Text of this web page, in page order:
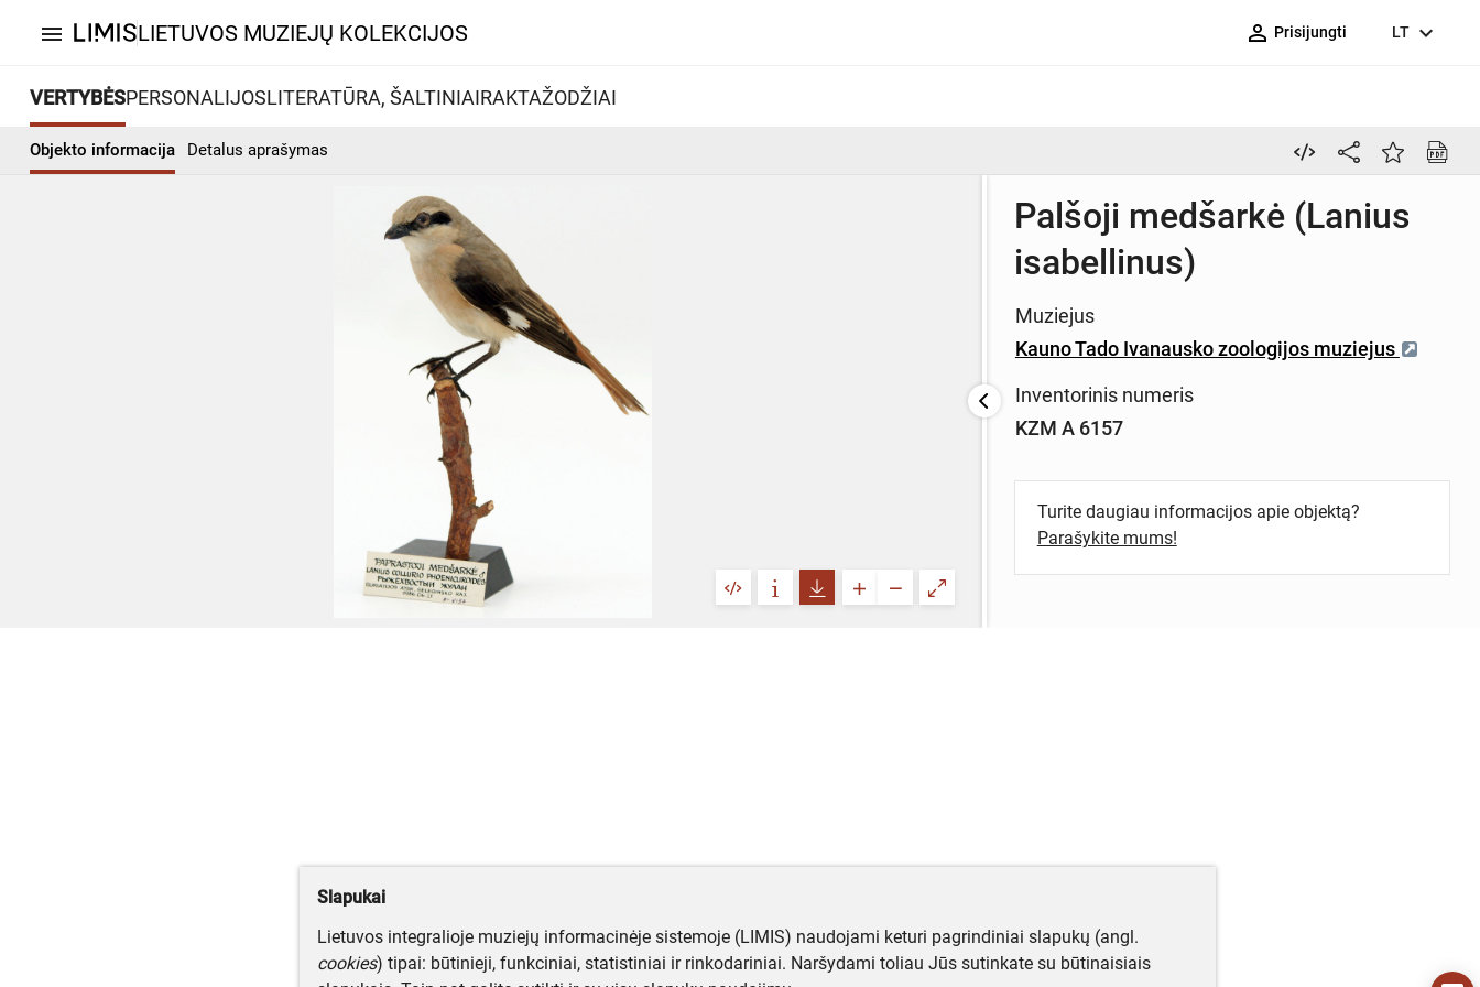
menu LIETUVOS MUZIEJŲ KOLEKCIJOS person_outline Prisijungti LT expand_more
VERTYBĖSPERSONALIJOSLITERATŪRA, ŠALTINIAIRAKTAŽODŽIAI
Objekto informacija Detalus aprašymas
Palšoji medšarkė (Lanius
isabellinus)
Muziejus
Kauno Tado Ivanausko zoologijos muziejus
Inventorinis numeris
KZM A 6157
Turite daugiau informacijos apie objektą?
Parašykite mums!
Slapukai
Lietuvos integralioje muziejų informacinėje sistemoje (LIMIS) naudojami keturi pagrindiniai slapukų (angl.
cookies) tipai: būtinieji, funkciniai, statistiniai ir rinkodariniai. Naršydami toliau Jūs sutinkate su būtinaisiais